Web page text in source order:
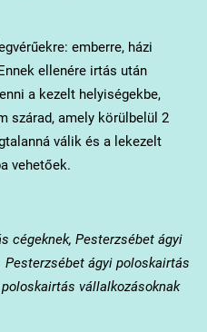
emberre, házi
ellenére irtás után
a kezelt helyiségekbe,
szárad, amely körülbelül 2
válik és a lekezelt
vehetőek.
cégeknek, Pesterzsébet ágyi
ágyi poloskairtás
vállalkozásoknak